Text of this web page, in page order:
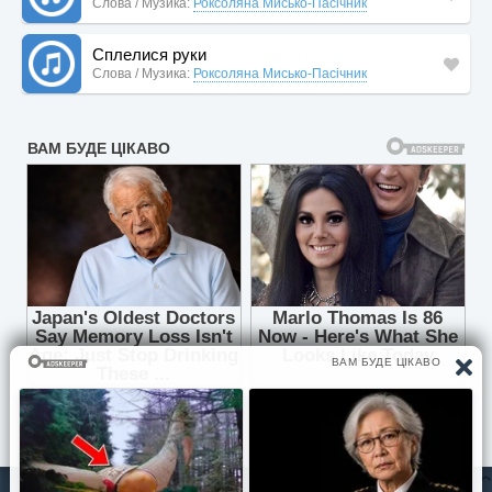
Слова / Музика: Роксоляна Мисько-Пасічник
Сплелися руки
Слова / Музика: Роксоляна Мисько-Пасічник